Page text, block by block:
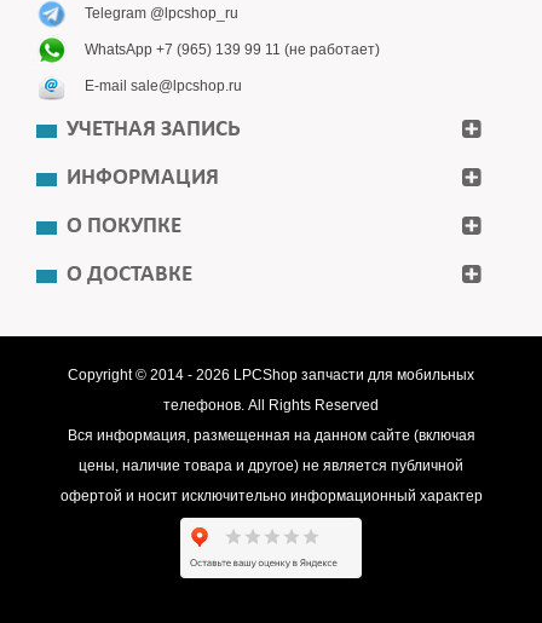
Telegram @lpcshop_ru
WhatsApp +7 (965) 139 99 11 (не работает)
E-mail sale@lpcshop.ru
УЧЕТНАЯ ЗАПИСЬ
ИНФОРМАЦИЯ
О ПОКУПКЕ
О ДОСТАВКЕ
Copyright © 2014 - 2026 LPCShop запчасти для мобильных
телефонов. All Rights Reserved
Вся информация, размещенная на данном сайте (включая
цены, наличие товара и другое) не является публичной
офертой и носит исключительно информационный характер